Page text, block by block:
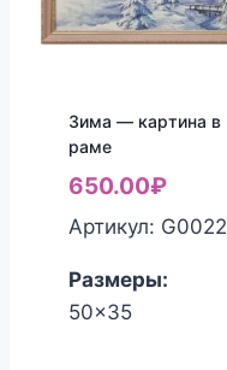
Зима — картина в
раме
650.00₽
Артикул: G0022
Размеры:
50x35